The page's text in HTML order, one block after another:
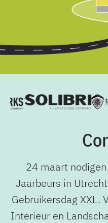
24 maart
Jaarbeurs in
Gebruikersdag XXL.
Interieur en